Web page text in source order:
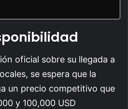
oficial sobre su llegada a
se espera que la
un precio competitivo que
y 100,000 USD